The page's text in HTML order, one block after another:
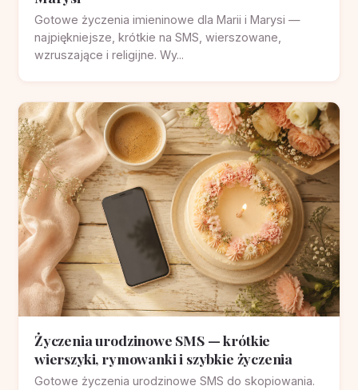
Gotowe życzenia imieninowe dla Marii i Marysi —
najpiękniejsze, krótkie na SMS, wierszowane,
wzruszające i religijne. Wy...
Życzenia urodzinowe SMS — krótkie
wierszyki, rymowanki i szybkie życzenia
Gotowe życzenia urodzinowe SMS do skopiowania.